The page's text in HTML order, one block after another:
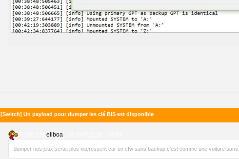
[Switch] Un payload pour dumper les clé BIS est disponible
eliboa
dumper nos jeux serait plus interessent car un cfw sans backup c’est comme une voiture